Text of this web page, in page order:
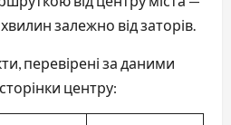
залежно від заторів.
перевірені за даними
центру: